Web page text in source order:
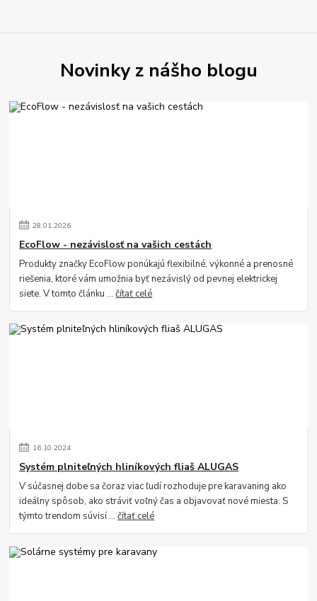
Novinky z nášho blogu
28.01.2026
EcoFlow - nezávislosť na vašich cestách
Produkty značky EcoFlow ponúkajú flexibilné, výkonné a prenosné
riešenia, ktoré vám umožnia byť nezávislý od pevnej elektrickej
siete. V tomto článku ...čítať celé
16.10.2024
Systém plniteľných hliníkových fliaš ALUGAS
V súčasnej dobe sa čoraz viac ľudí rozhoduje pre karavaning ako
ideálny spôsob, ako stráviť voľný čas a objavovať nové miesta. S
týmto trendom súvisí ...čítať celé